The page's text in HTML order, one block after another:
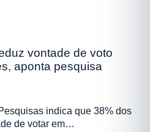
vontade de voto
aponta pesquisa
indica que 38% dos
de votar em…